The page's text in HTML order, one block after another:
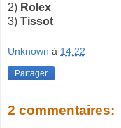
2) Rolex
3) Tissot
Unknown à 14:22
Partager
2 commentaires: